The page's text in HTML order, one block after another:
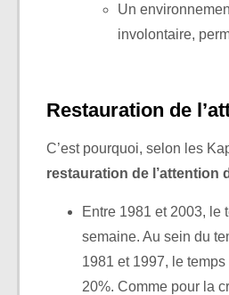
Un
involontaire,
Restauration de
C’est pourquoi, selon les
restauration de l’attention
Entre 1981 et 2003, le
semaine. Au sein du
1981 et 1997, le
20%. Comme pour la